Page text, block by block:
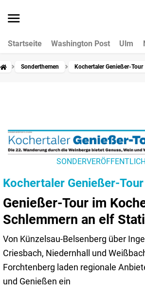
Startseite Washington Post Ulm
Sonderthemen Kochertaler Genießer-Tour
Kochertaler Genießer-Tour
Genießer-Tour im
Schlemmern an elf
Von Künzelsau-Belsenberg über
Criesbach, Niedernhall und
Forchtenberg laden regionale
und Genießen ein